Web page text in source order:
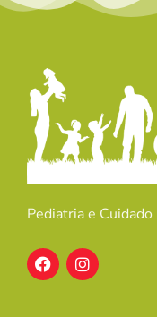
Pediatria e